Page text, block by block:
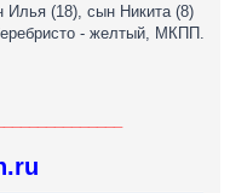
(18), сын Никита (8)
- желтый, МКПП.